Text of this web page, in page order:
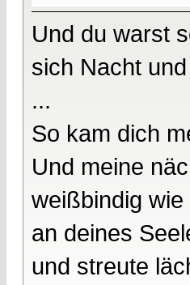
Und du warst
sich Nacht
...
So kam dich
Und meine
weißbindig
an deines
und streute